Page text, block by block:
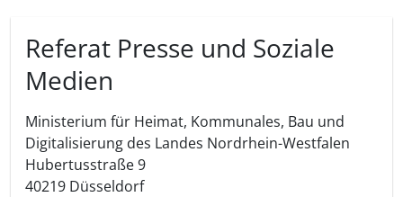
Referat Presse und Soziale
Medien
Ministerium für Heimat, Kommunales, Bau und
Digitalisierung des Landes Nordrhein-Westfalen
Hubertusstraße 9
40219 Düsseldorf